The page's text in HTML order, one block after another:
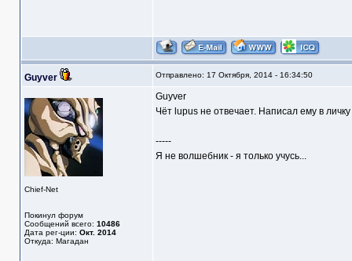
Guyver Отправлено: 17 Октября, 2014 - 16:34:50
Chief-Net
Покинул форум
Сообщений всего: 10486
Дата рег-ции: Окт. 2014
Откуда: Магадан
Guyver
Чёт lupus не отвечает. Написал ему в личку
-----
Я не волшебник - я только учусь...